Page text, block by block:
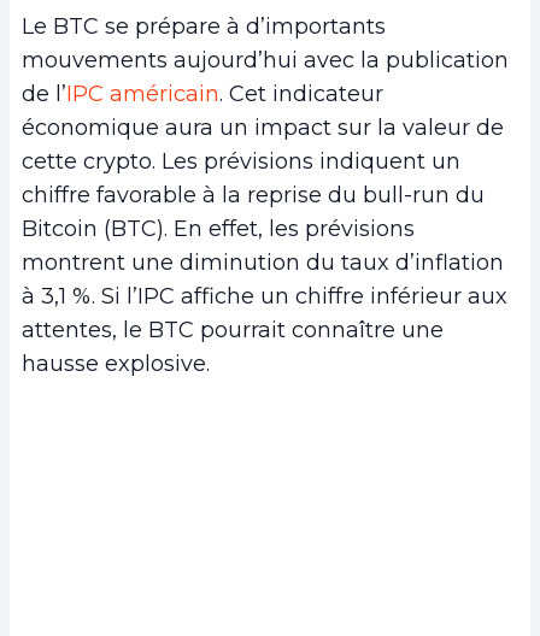
Le BTC se prépare à d’importants
mouvements aujourd’hui avec la publication
de l’IPC américain. Cet indicateur
économique aura un impact sur la valeur de
cette crypto. Les prévisions indiquent un
chiffre favorable à la reprise du bull-run du
Bitcoin (BTC). En effet, les prévisions
montrent une diminution du taux d’inflation
à 3,1 %. Si l’IPC affiche un chiffre inférieur aux
attentes, le BTC pourrait connaître une
hausse explosive.